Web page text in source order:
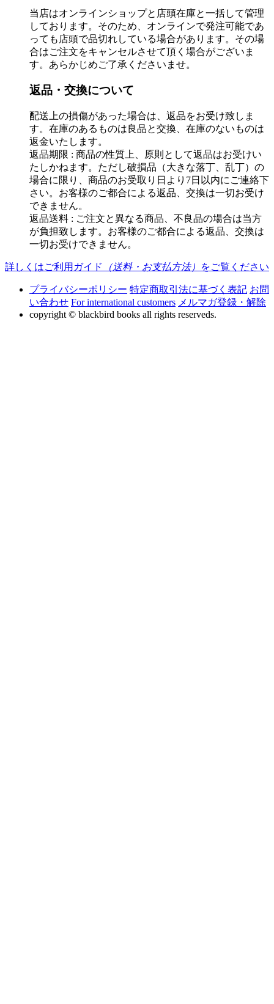
当店はオンラインショップと店頭在庫と一括して管理
しております。そのため、オンラインで発注可能であ
っても店頭で品切れしている場合があります。その場
合はご注文をキャンセルさせて頂く場合がございま
す。あらかじめご了承くださいませ。
返品・交換について
配送上の損傷があった場合は、返品をお受け致しま
す。在庫のあるものは良品と交換、在庫のないものは
返金いたします。
返品期限 : 商品の性質上、原則として返品はお受けい
たしかねます。ただし破損品（大きな落丁、乱丁）の
場合に限り、商品のお受取り日より7日以内にご連絡下
さい。お客様のご都合による返品、交換は一切お受け
できません。
返品送料 : ご注文と異なる商品、不良品の場合は当方
が負担致します。お客様のご都合による返品、交換は
一切お受けできません。
詳しくはご利用ガイド （送料・お支払方法） をご覧ください
プライバシーポリシー 特定商取引法に基づく表記 お問
い合わせ For international customers メルマガ登録・解除
copyright © blackbird books all rights reserveds.